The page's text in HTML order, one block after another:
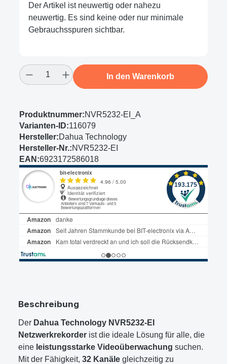
Der Artikel ist neuwertig oder nahezu
neuwertig. Es sind keine oder nur minimale
Gebrauchsspuren sichtbar.
Produkt Anzahl: Gib den gewünschten
In den Warenkorb
Produktnummer:NVR5232-EI_A
Varianten-ID:116079
Hersteller:Dahua Technology
Hersteller-Nr.:NVR5232-EI
EAN:6923172586018
Beschreibung
Der Dahua Technology NVR5232-EI
Netzwerkrekorder ist die ideale Lösung für alle, die
eine leistungsstarke Videoüberwachung suchen.
Mit der Fähigkeit, 32 Kanäle gleichzeitig zu